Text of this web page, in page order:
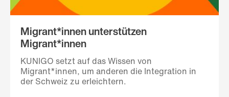
Migrant*innen unterstützen
Migrant*innen
KUNIGO setzt auf das Wissen von
Migrant*innen, um anderen die Integration in
der Schweiz zu erleichtern.